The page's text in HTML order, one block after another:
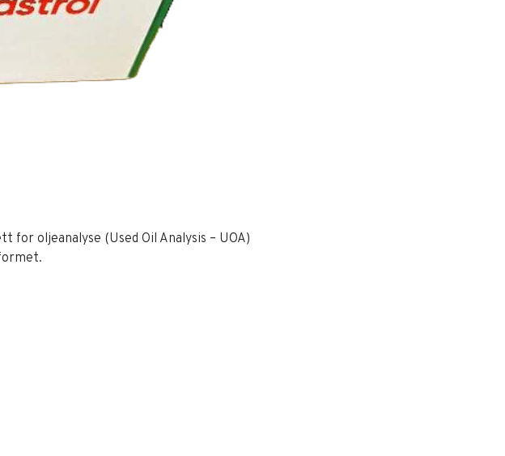
oljeanalyse (Used Oil Analysis – UOA)